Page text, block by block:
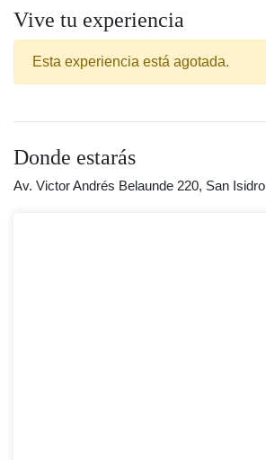
Vive tu experiencia
Esta experiencia está agotada.
Donde estarás
Av. Victor Andrés Belaunde 220, San Isidro